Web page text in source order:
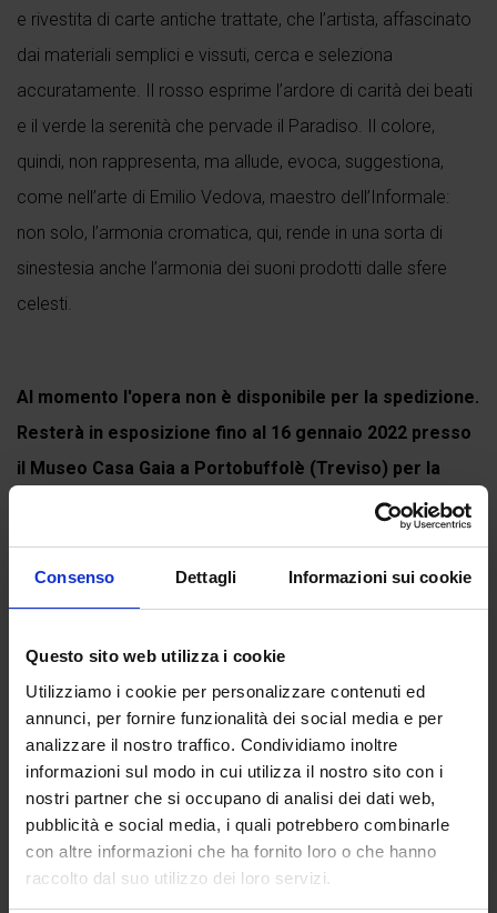
Consenso Dettagli Informazioni sui cookie
Questo sito web utilizza i cookie
Utilizziamo i cookie per personalizzare contenuti ed
annunci, per fornire funzionalità dei social media e per
analizzare il nostro traffico. Condividiamo inoltre
informazioni sul modo in cui utilizza il nostro sito con i
nostri partner che si occupano di analisi dei dati web,
pubblicità e social media, i quali potrebbero combinarle
con altre informazioni che ha fornito loro o che hanno
raccolto dal suo utilizzo dei loro servizi.
e rivestita di carte antiche trattate, che l’artista, affascinato
dai materiali semplici e vissuti, cerca e seleziona
accuratamente. Il rosso esprime l’ardore di carità dei beati
e il verde la serenità che pervade il Paradiso. Il colore,
quindi, non rappresenta, ma allude, evoca, suggestiona,
come nell’arte di Emilio Vedova, maestro dell’Informale:
non solo, l’armonia cromatica, qui, rende in una sorta di
sinestesia anche l’armonia dei suoni prodotti dalle sfere
celesti.
Al momento l'opera non è disponibile per la spedizione.
Resterà in esposizione fino al 16 gennaio 2022 presso
il Museo Casa Gaia a Portobuffolè (Treviso) per la
DIVINA COMMEDIA. L'arte contemporanea...
Continua a leggere
Recensioni
Ancora non ci sono recensioni.
Recensisci per primo “Paradiso, canto XXII”
(Click here to login and review this product)